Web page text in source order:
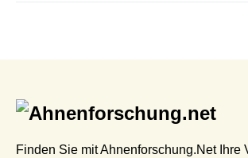
Finden Sie mit Ahnenforschung.Net Ihre